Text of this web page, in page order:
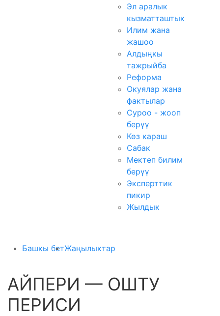
Эл аралык
кызматташтык
Илим жана
жашоо
Алдыңкы
тажрыйба
Реформа
Окуялар жана
фактылар
Суроо - жооп
берүү
Көз караш
Сабак
Мектеп билим
берүү
Эксперттик
пикир
Жылдык
Башкы бетЖаңылыктар
АЙПЕРИ — ОШТУ
ПЕРИСИ